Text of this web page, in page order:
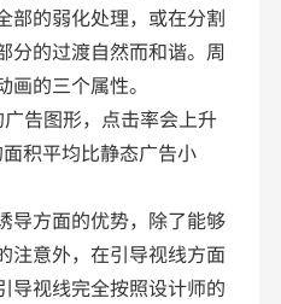
部的弱化处理，或在分割
分的过渡自然而和谐。周
的三个属性。
告图形，点击率会上升
积平均比静态广告小
导方面的优势，除了能够
注意外，在引导视线方面
导视线完全按照设计师的